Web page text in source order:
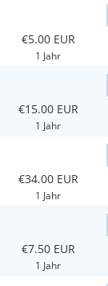
€5.00 EUR
1 Jahr
€15.00 EUR
1 Jahr
€34.00 EUR
1 Jahr
€7.50 EUR
1 Jahr